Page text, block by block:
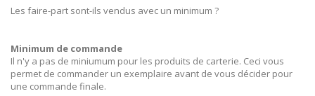
Les faire-part sont-ils vendus avec un minimum ?
Minimum de commande
Il n'y a pas de miniumum pour les produits de carterie. Ceci vous
permet de commander un exemplaire avant de vous décider pour
une commande finale.